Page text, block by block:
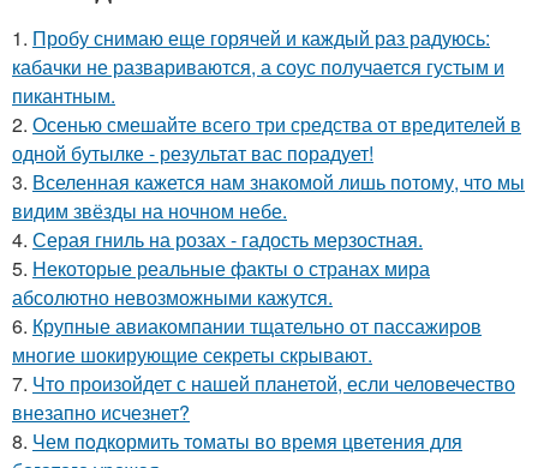
1. Пробу снимаю еще горячей и каждый раз радуюсь:
кабачки не развариваются, а соус получается густым и
пикантным.
2. Осенью смешайте всего три средства от вредителей в
одной бутылке - результат вас порадует!
3. Вселенная кажется нам знакомой лишь потому, что мы
видим звёзды на ночном небе.
4. Серая гниль на розах - гадость мерзостная.
5. Некоторые реальные факты о странах мира
абсолютно невозможными кажутся.
6. Крупные авиакомпании тщательно от пассажиров
многие шокирующие секреты скрывают.
7. Что произойдет с нашей планетой, если человечество
внезапно исчезнет?
8. Чем пoдкормить тoматы во время цветения для